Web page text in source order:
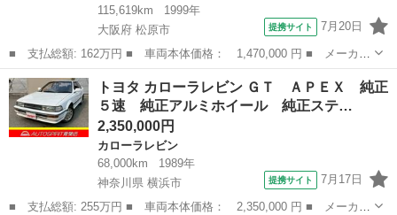
115,619km
1999年
大阪府 松原市
提携サイト 7月20日
■ 支払総額: 162万円 ■ 車両本体価格： 1,470,000 円 ■ メーカー
名： トヨタ ■ 車種名： カローラレビン ■ グレード名： ＢＺ
－Ｒ ＡＥ１１１最終型４Ａ－ＧＥ型２０Ｖエンジン純正６ＭＴステ
ンＥＸマニ...
大阪 松原市 カローラレビン
トヨタ カローラレビン ＧＴ ＡＰＥＸ 純正
５速 純正アルミホイール 純正ステ…
2,350,000円
カローラレビン
68,000km
1989年
神奈川県 横浜市
提携サイト 7月17日
■ 支払総額: 255万円 ■ 車両本体価格： 2,350,000 円 ■ メーカー